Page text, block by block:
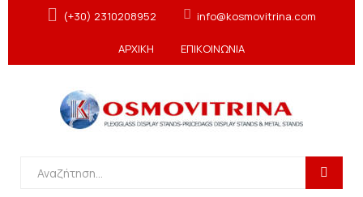
(+30) 2310208952 info@kosmovitrina.com
ΑΡΧΙΚΗ ΕΠΙΚΟΙΝΩΝΙΑ